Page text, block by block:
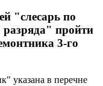
"слесарь по
разряда" пройти
3-го
указана в перечне